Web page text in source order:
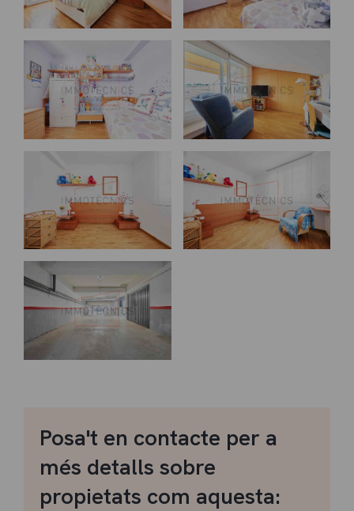
Posa't en contacte per a
més detalls sobre
propietats com aquesta: